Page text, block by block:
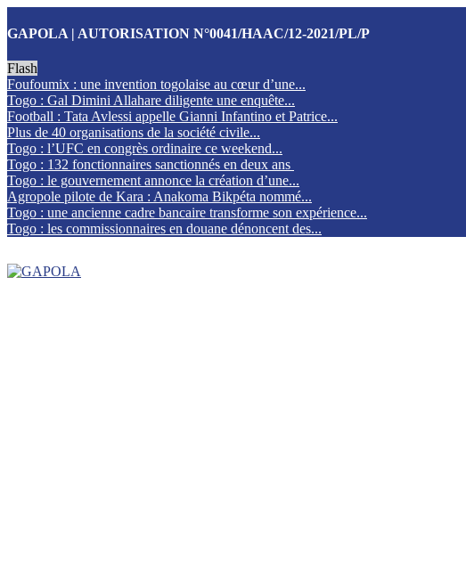
GAPOLA | AUTORISATION N°0041/HAAC/12-2021/PL/P
Flash
Foufoumix : une invention togolaise au cœur d’une...
Togo : Gal Dimini Allahare diligente une enquête...
Football : Tata Avlessi appelle Gianni Infantino et Patrice...
Plus de 40 organisations de la société civile...
Togo : l’UFC en congrès ordinaire ce weekend...
Togo : 132 fonctionnaires sanctionnés en deux ans
Togo : le gouvernement annonce la création d’une...
Agropole pilote de Kara : Anakoma Bikpéta nommé...
Togo : une ancienne cadre bancaire transforme son expérience...
Togo : les commissionnaires en douane dénoncent des...